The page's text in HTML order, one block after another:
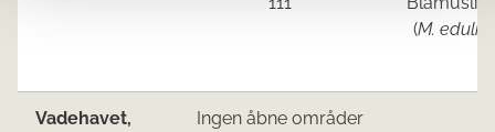
(M. edulis
Vadehavet,
Ingen åbne områder